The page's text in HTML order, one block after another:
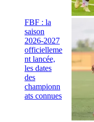
FBF : la
saison
2026-2027
officielleme
nt lancée,
les dates
des
championn
ats connues